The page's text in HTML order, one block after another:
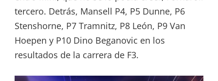
tercero. Detrás, Mansell P4, P5 Dunne, P6
Stenshorne, P7 Tramnitz, P8 León, P9 Van
Hoepen y P10 Dino Beganovic en los
resultados de la carrera de F3.